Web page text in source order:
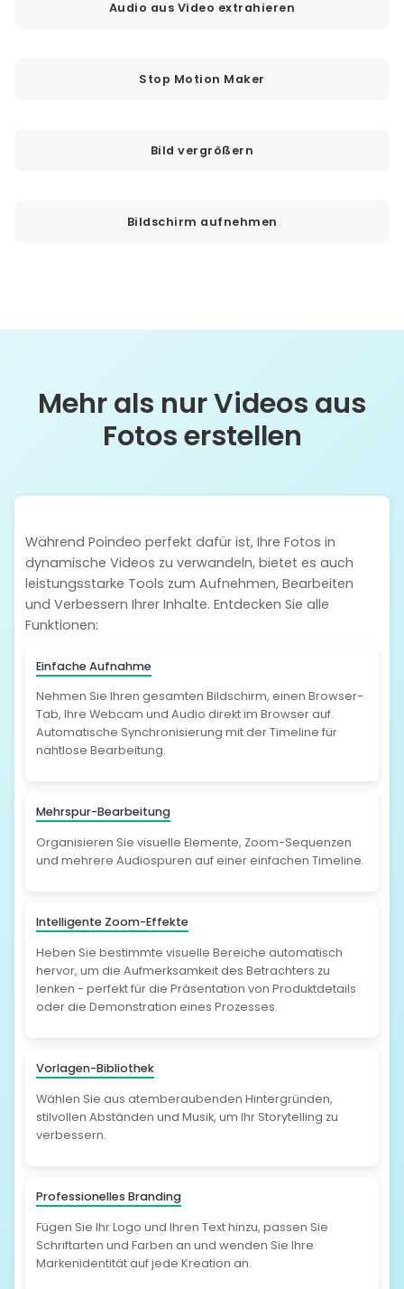
Audio aus Video extrahieren
Stop Motion Maker
Bild vergrößern
Bildschirm aufnehmen
Mehr als nur Videos aus
Fotos erstellen
Während Poindeo perfekt dafür ist, Ihre Fotos in
dynamische Videos zu verwandeln, bietet es auch
leistungsstarke Tools zum Aufnehmen, Bearbeiten
und Verbessern Ihrer Inhalte. Entdecken Sie alle
Funktionen:
Einfache Aufnahme
Nehmen Sie Ihren gesamten Bildschirm, einen Browser-
Tab, Ihre Webcam und Audio direkt im Browser auf.
Automatische Synchronisierung mit der Timeline für
nahtlose Bearbeitung.
Mehrspur-Bearbeitung
Organisieren Sie visuelle Elemente, Zoom-Sequenzen
und mehrere Audiospuren auf einer einfachen Timeline.
Intelligente Zoom-Effekte
Heben Sie bestimmte visuelle Bereiche automatisch
hervor, um die Aufmerksamkeit des Betrachters zu
lenken - perfekt für die Präsentation von Produktdetails
oder die Demonstration eines Prozesses.
Vorlagen-Bibliothek
Wählen Sie aus atemberaubenden Hintergründen,
stilvollen Abständen und Musik, um Ihr Storytelling zu
verbessern.
Professionelles Branding
Fügen Sie Ihr Logo und Ihren Text hinzu, passen Sie
Schriftarten und Farben an und wenden Sie Ihre
Markenidentität auf jede Kreation an.